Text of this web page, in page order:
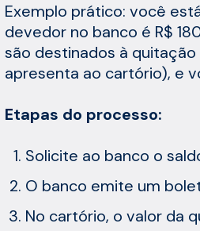
Exemplo prático: você
devedor no banco é R$
são destinados à
apresenta ao cartório), e
Etapas do processo:
Solicite ao banco o
O banco emite um
No cartório, o valor da